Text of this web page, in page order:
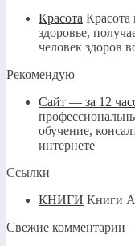
Красота Красота
здоровье,
человек здоров
Рекомендую
Сайт — за 12
обучение,
интернете
Ссылки
КНИГИ Книги
Свежие комментарии